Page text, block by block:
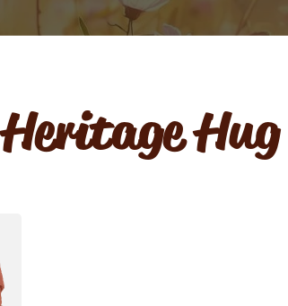
Heritage